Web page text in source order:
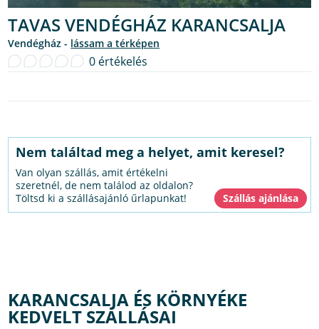
TAVAS VENDÉGHÁZ KARANCSALJA
Vendégház - lássam a térképen
0 értékelés
Nem találtad meg a helyet, amit keresel?
Van olyan szállás, amit értékelni
szeretnél, de nem találod az oldalon?
Töltsd ki a szállásajánló űrlapunkat!
KARANCSALJA ÉS KÖRNYÉKE
KEDVELT SZÁLLÁSAI